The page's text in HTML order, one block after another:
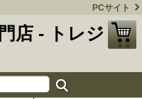
PCサイト
店 - トレジ